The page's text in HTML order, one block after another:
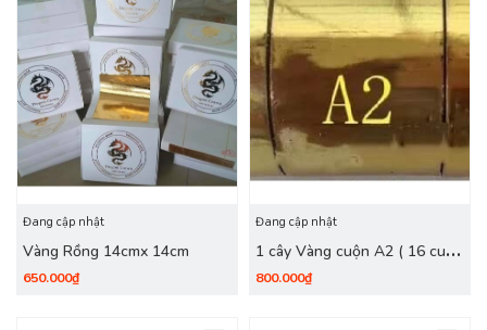
Đang cập nhật
Vàng Rồng 14cmx 14cm
650.000₫
Đang cập nhật
1 cây Vàng cuộn A2 ( 16 cuộn
4cm / cây)- JinAnLi
800.000₫